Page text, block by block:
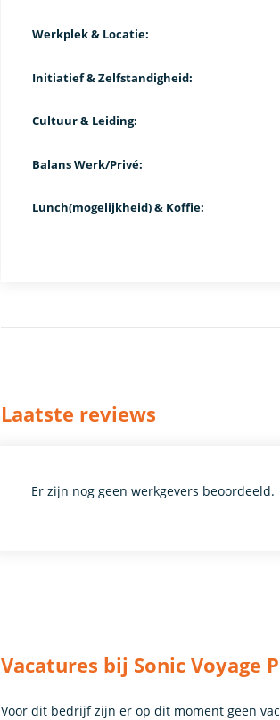
Werkplek & Locatie:
Initiatief & Zelfstandigheid:
Cultuur & Leiding:
Balans Werk/Privé:
Lunch(mogelijkheid) & Koffie:
Laatste reviews
Er zijn nog geen werkgevers beoordeeld.
Vacatures bij Sonic Voyage
Voor dit bedrijf zijn er op dit moment geen